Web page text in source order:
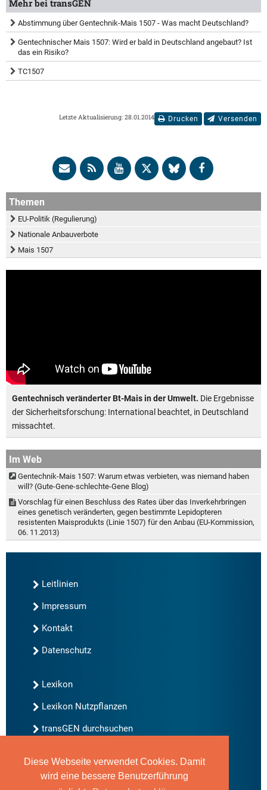
Diese Webseite verwendet Cookies. Damit
wird eine bessere Benutzerführung
Mehr bei transGEN
Abstimmung über Gentechnik-Mais 1507 - Was macht Deutschland?
Gentechnischer Mais 1507: Wird er bald in Deutschland angebaut? Ist
das ein Risiko?
TC1507
Drucken Versenden
Letzte Aktualisierung: 28.01.2014
Themen
EU-Politik (Regulierung)
Nationale Anbauverbote
Mais 1507
Gentechnisch veränderter Bt-Mais in der Umwelt. Die Ergebnisse
der Sicherheitsforschung: International beachtet, in Deutschland
missachtet.
Im Web
Gentechnik-Mais 1507: Warum etwas verbieten, was niemand haben
will? (Gute-Gene-schlechte-Gene Blog)
Vorschlag für einen Beschluss des Rates über das Inverkehrbringen
eines genetisch veränderten, gegen bestimmte Lepidopteren
resistenten Maisprodukts (Linie 1507) für den Anbau (EU-Kommission,
06. 11.2013)
Leitlinien
Impressum
Kontakt
Datenschutz
Lexikon
Lexikon Nutzpflanzen
transGEN durchsuchen
Neu bei transGEN